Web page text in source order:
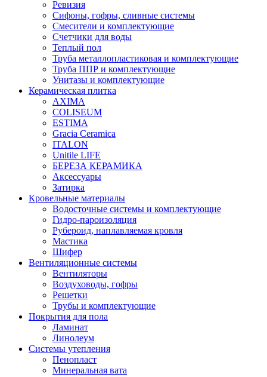
Ревизия
Сифоны, гофры, сливные системы
Смесители и комплектующие
Счетчики для воды
Теплый пол
Труба металлопластиковая и комплектующие
Труба ППР и комплектующие
Унитазы и комплектующие
Керамическая плитка
AXIMA
COLISEUM
ESTIMA
Gracia Ceramica
ITALON
Unitile LIFE
БЕРЕЗА КЕРАМИКА
Аксессуары
Затирка
Кровельные материалы
Водосточные системы и комплектующие
Гидро-пароизоляция
Рубероид, наплавляемая кровля
Мастика
Шифер
Вентиляционные системы
Вентиляторы
Воздуховоды, гофры
Решетки
Трубы и комплектующие
Покрытия для пола
Ламинат
Линолеум
Системы утепления
Пенопласт
Минеральная вата